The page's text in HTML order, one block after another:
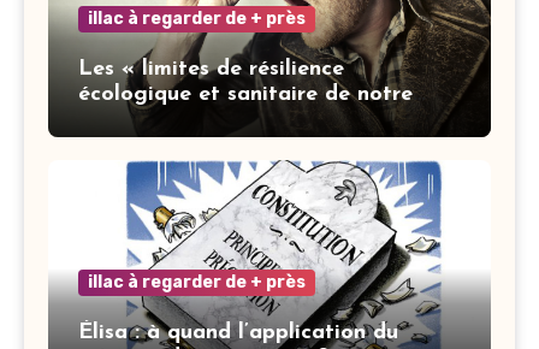
illac à regarder de + près
Les « limites de résilience
écologique et sanitaire de notre
ville » : les mots ne font pas la vertu
illac à regarder de + près
Élisa : à quand l’application du